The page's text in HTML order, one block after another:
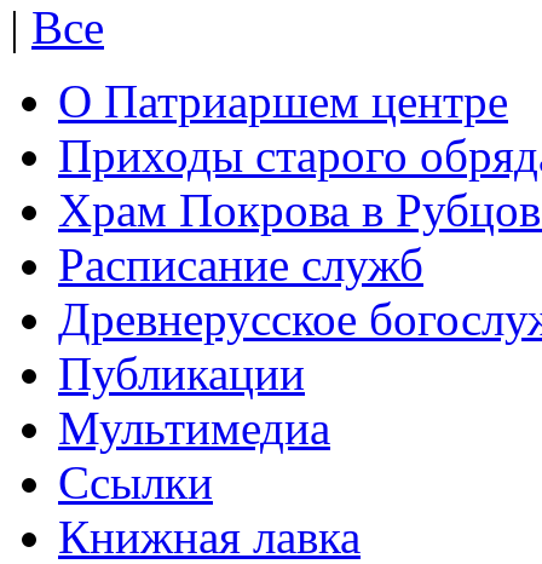
| Все
О Патриаршем центре
Приходы старого
Храм Покрова в
Расписание служб
Древнерусское
Публикации
Мультимедиа
Ссылки
Книжная лавка